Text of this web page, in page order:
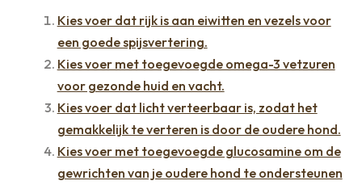
Kies voer dat rijk is aan eiwitten en vezels voor
een goede spijsvertering.
Kies voer met toegevoegde omega-3 vetzuren
voor gezonde huid en vacht.
Kies voer dat licht verteerbaar is, zodat het
gemakkelijk te verteren is door de oudere hond.
Kies voer met toegevoegde glucosamine om de
gewrichten van je oudere hond te ondersteunen